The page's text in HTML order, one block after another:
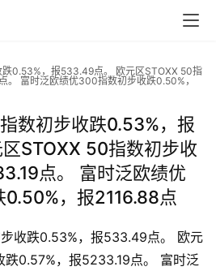
0.53%，报533.49点。 欧元区STOXX 50指
。 富时泛欧绩优300指数初步收跌0.50%，
数初步收跌0.53%，报
STOXX 50指数初步收
点。 富时泛欧绩优
，报2116.88点
收跌0.53%，报533.49点。 欧元
跌0.57%，报5233.19点。 富时泛